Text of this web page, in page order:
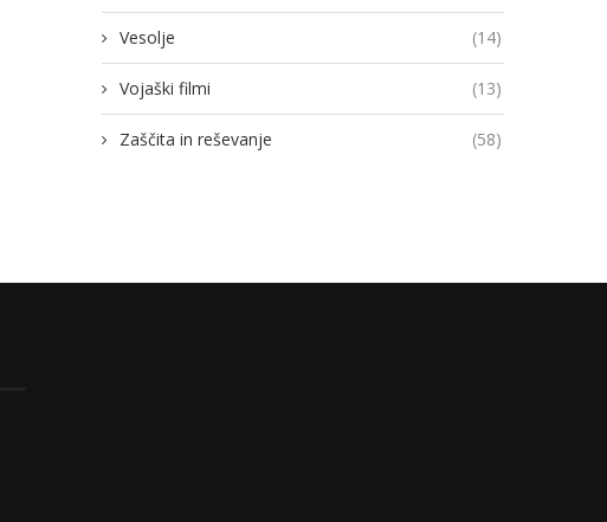
Vesolje (14)
Vojaški filmi (13)
Zaščita in reševanje (58)